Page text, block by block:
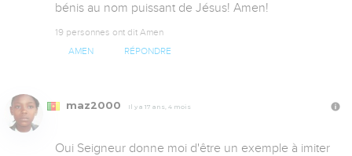
bénis au nom puissant de Jésus! Amen!
19 personnes ont dit Amen
AMEN RÉPONDRE
maz2000 Il y a 17 ans, 4 mois
Oui Seigneur donne moi d'être un exemple à imiter